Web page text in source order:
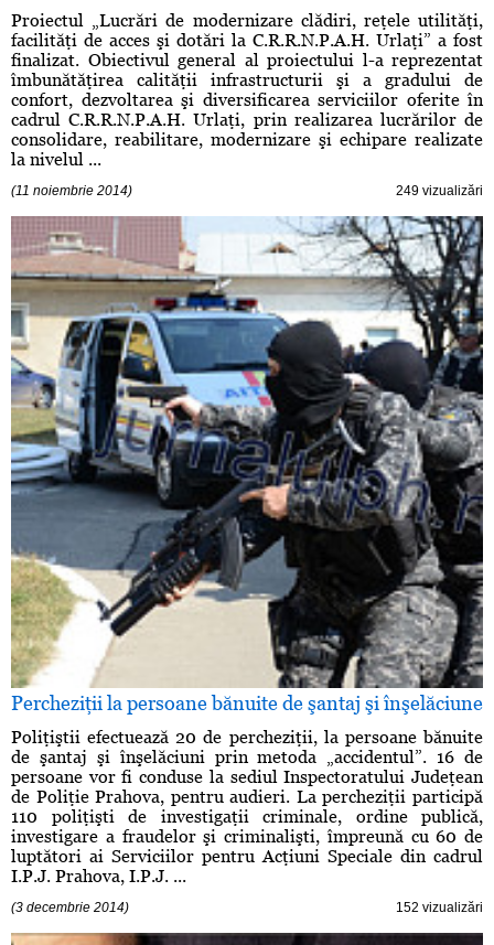
Proiectul „Lucrări de modernizare clădiri, reţele utilităţi,
facilităţi de acces şi dotări la C.R.R.N.P.A.H. Urlaţi” a fost
finalizat. Obiectivul general al proiectului l-a reprezentat
îmbunătăţirea calităţii infrastructurii şi a gradului de
confort, dezvoltarea şi diversificarea serviciilor oferite în
cadrul C.R.R.N.P.A.H. Urlaţi, prin realizarea lucrărilor de
consolidare, reabilitare, modernizare şi echipare realizate
la nivelul ...
(11 noiembrie 2014) 249 vizualizări
Percheziţii la persoane bănuite de şantaj şi înşelăciune
Poliţiştii efectuează 20 de percheziţii, la persoane bănuite
de şantaj şi înşelăciuni prin metoda „accidentul”. 16 de
persoane vor fi conduse la sediul Inspectoratului Judeţean
de Poliţie Prahova, pentru audieri. La percheziţii participă
110 poliţişti de investigaţii criminale, ordine publică,
investigare a fraudelor şi criminalişti, împreună cu 60 de
luptători ai Serviciilor pentru Acţiuni Speciale din cadrul
I.P.J. Prahova, I.P.J. ...
(3 decembrie 2014) 152 vizualizări